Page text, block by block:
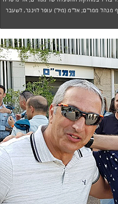
מנהל ממר"ם; אל"מ (מיל') עופר לוינגר, לשעבר